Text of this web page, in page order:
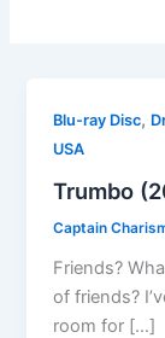
Blu-ray Disc,
USA
Trumbo
Captain
Friends?
of friends?
room for […]